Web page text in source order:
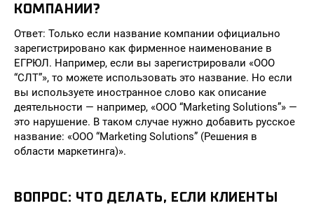
КОМПАНИИ?
Ответ: Только если название компании официально
зарегистрировано как фирменное наименование в
ЕГРЮЛ. Например, если вы зарегистрировали «ООО
“СЛТ”», то можете использовать это название. Но если
вы используете иностранное слово как описание
деятельности — например, «ООО “Marketing Solutions”» —
это нарушение. В таком случае нужно добавить русское
название: «ООО “Marketing Solutions” (Решения в
области маркетинга)».
ВОПРОС: ЧТО ДЕЛАТЬ, ЕСЛИ КЛИЕНТЫ